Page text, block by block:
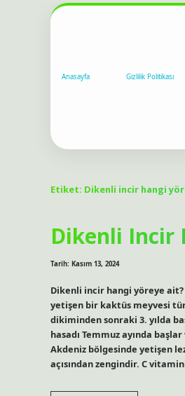
Anasayfa Gizlilik Politikası
Etiket: Dikenli incir hangi
Dikenli Incir
Tarih: Kasım 13, 2024
Dikenli incir hangi yöreye
yetişen bir kaktüs meyvesi
dikiminden sonraki 3. yılda
hasadı Temmuz ayında
Akdeniz bölgesinde yetişen
açısından zengindir. C